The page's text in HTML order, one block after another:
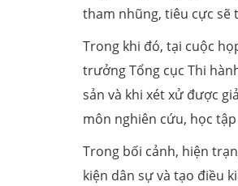
tham nhũng, tiêu cực sẽ
Trong khi đó, tại cuộc
trưởng Tổng cục Thi
sản và khi xét xử được
môn nghiên cứu, học
Trong bối cảnh, hiện
kiện dân sự và tạo điều